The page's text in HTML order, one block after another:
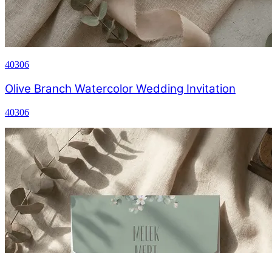
40306
Olive Branch Watercolor Wedding Invitation
40306